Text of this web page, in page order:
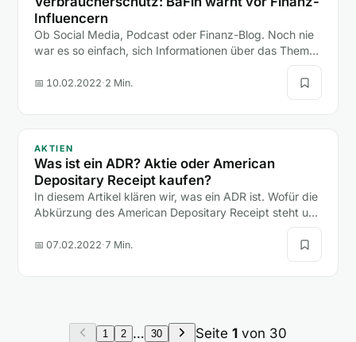
Influencern
Ob Social Media, Podcast oder Finanz-Blog. Noch nie
war es so einfach, sich Informationen über das Thema
📅 10.02.2022·2 Min.
AKTIEN
Was ist ein ADR? Aktie oder American
Depositary Receipt kaufen?
In diesem Artikel klären wir, was ein ADR ist. Wofür die
Abkürzung des American Depositary Receipt steht und
ob Anleger mit einem ADR oder einer Aktie besser…
📅 07.02.2022·7 Min.
1 2 … 30 Seite 1 von 30